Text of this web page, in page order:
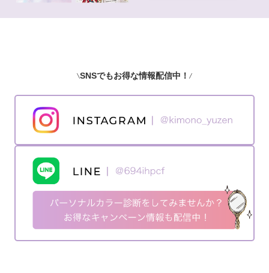
SNSでもお得な情報配信中！